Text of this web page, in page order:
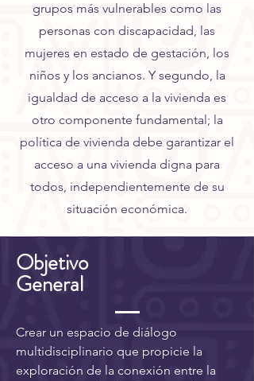
grupos más vulnerables como las
personas con discapacidad, las
mujeres en estado de gestación, los
niños y los ancianos. Y segundo, la
igualdad de acceso a la vivienda es
otro componente fundamental; la
política de vivienda debe garantizar el
acceso a una vivienda digna para
todos, independientemente de su
situación económica.
Objetivo
General
Crear un espacio de diálogo
multidisciplinario que propicie la
exploración de la conexión entre la